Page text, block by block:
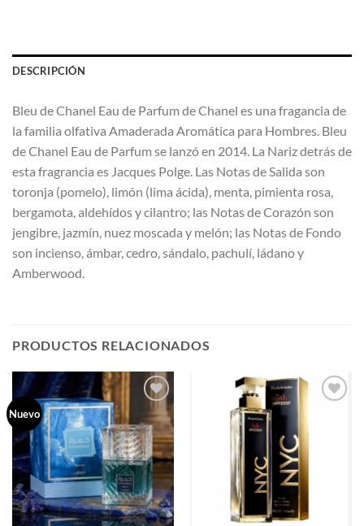
DESCRIPCIÓN
Bleu de Chanel Eau de Parfum de Chanel es una fragancia de
la familia olfativa Amaderada Aromática para Hombres. Bleu
de Chanel Eau de Parfum se lanzó en 2014. La Nariz detrás de
esta fragrancia es Jacques Polge. Las Notas de Salida son
toronja (pomelo), limón (lima ácida), menta, pimienta rosa,
bergamota, aldehídos y cilantro; las Notas de Corazón son
jengibre, jazmín, nuez moscada y melón; las Notas de Fondo
son incienso, ámbar, cedro, sándalo, pachulí, ládano y
Amberwood.
PRODUCTOS RELACIONADOS
Nuevo
AÑADIR
A LA
LISTA
DE
DESEOS
AÑADIR
DESEOS